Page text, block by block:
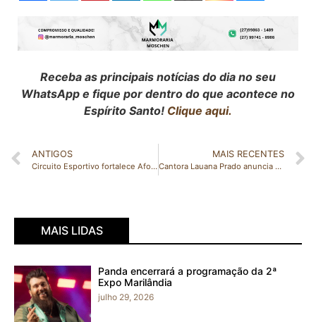
Receba as principais notícias do dia no seu
WhatsApp e fique por dentro do que acontece no
Espírito Santo! Clique aqui.
ANTIGOS
Circuito Esportivo fortalece Afonso Cláudio no cenário turístico
MAIS RECENTES
Cantora Lauana Prado anuncia gravidez: “Minha maior bênção”
MAIS LIDAS
Panda encerrará a programação da 2ª
Expo Marilândia
julho 29, 2026